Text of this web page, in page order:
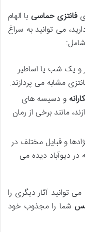
فانتزی حماسی با الهام
می توانید به سراغ
و یک شب یا اساطیر
مشابه می پردازند.
و دسیسه های
مانند برخی از رمان
و قبایل مختلف در
در دیوآباد دیده می
توانید آثار دیگری را
شما را مجذوب خود